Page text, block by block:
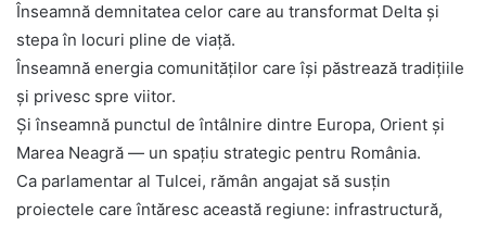
Înseamnă demnitatea celor care au transformat Delta și
stepa în locuri pline de viață.
Înseamnă energia comunităților care își păstrează tradițiile
și privesc spre viitor.
Și înseamnă punctul de întâlnire dintre Europa, Orient și
Marea Neagră — un spațiu strategic pentru România.
Ca parlamentar al Tulcei, rămân angajat să susțin
proiectele care întăresc această regiune: infrastructură,